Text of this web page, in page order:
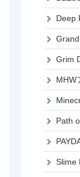
Deep
Grim
MHW
Path
Slime